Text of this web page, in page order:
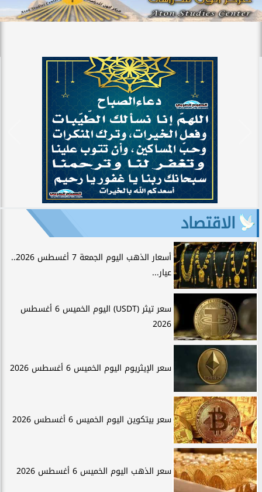
الاقتصاد
أسعار الذهب اليوم الجمعة 7 أغسطس 2026..
عيار...
سعر تيثر (USDT) اليوم الخميس 6 أغسطس
2026
سعر الإيثريوم اليوم الخميس 6 أغسطس 2026
سعر بيتكوين اليوم الخميس 6 أغسطس 2026
سعر الذهب اليوم الخميس 6 أغسطس 2026